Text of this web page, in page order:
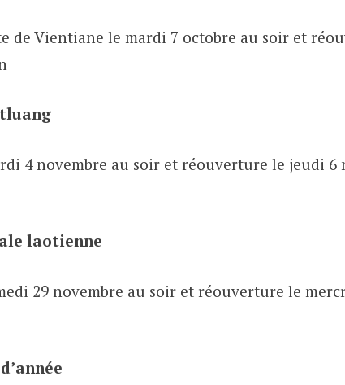
de Vientiane le mardi 7 octobre au soir et
4 novembre au soir et réouverture le jeudi 6
laotienne
29 novembre au soir et réouverture le